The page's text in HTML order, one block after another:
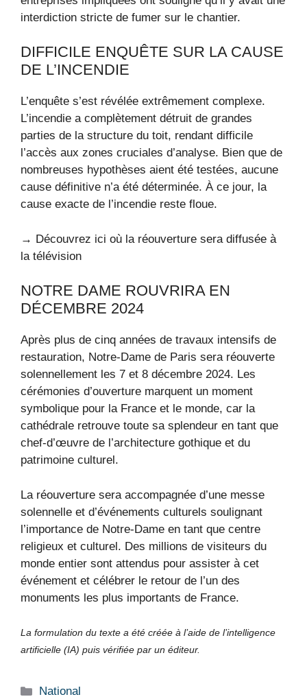
interdiction stricte de fumer sur le chantier.
DIFFICILE ENQUÊTE SUR LA CAUSE
DE L’INCENDIE
L’enquête s’est révélée extrêmement complexe.
L’incendie a complètement détruit de grandes
parties de la structure du toit, rendant difficile
l’accès aux zones cruciales d’analyse. Bien que de
nombreuses hypothèses aient été testées, aucune
cause définitive n’a été déterminée. À ce jour, la
cause exacte de l’incendie reste floue.
→ Découvrez ici où la réouverture sera diffusée à
la télévision
NOTRE DAME ROUVRIRA EN
DÉCEMBRE 2024
Après plus de cinq années de travaux intensifs de
restauration, Notre-Dame de Paris sera réouverte
solennellement les 7 et 8 décembre 2024. Les
cérémonies d’ouverture marquent un moment
symbolique pour la France et le monde, car la
cathédrale retrouve toute sa splendeur en tant que
chef-d’œuvre de l’architecture gothique et du
patrimoine culturel.
La réouverture sera accompagnée d’une messe
solennelle et d’événements culturels soulignant
l’importance de Notre-Dame en tant que centre
religieux et culturel. Des millions de visiteurs du
monde entier sont attendus pour assister à cet
événement et célébrer le retour de l’un des
monuments les plus importants de France.
La formulation du texte a été créée à l’aide de l’intelligence
artificielle (IA) puis vérifiée par un éditeur.
Catégories
National